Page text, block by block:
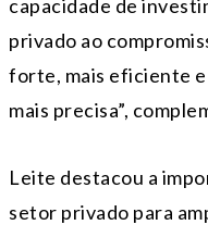
capacidade de
privado ao
forte, mais eficiente
mais precisa”,
Leite destacou a
setor privado para